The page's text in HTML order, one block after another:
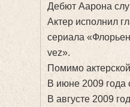
Дебют Аарона
Актер исполнил
сериала
vez».
Помимо
В июне 2009 года
В августе 2009